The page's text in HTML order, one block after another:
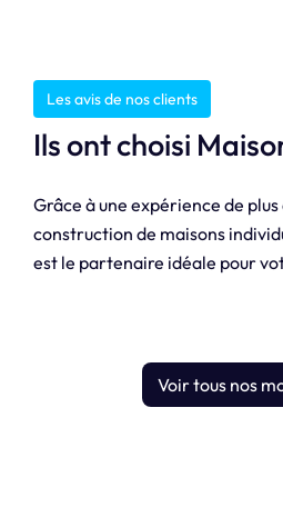
Les avis de nos clients
Ils ont choisi
Grâce à une expérience de plus
construction de maisons
est le partenaire idéale pour
Voir tous nos